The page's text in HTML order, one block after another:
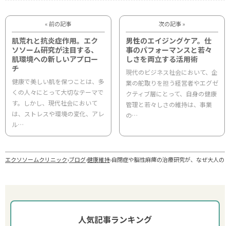
« 前の記事
肌荒れと抗炎症作用。エク
ソソーム研究が注目する、
肌環境への新しいアプロー
チ
健康で美しい肌を保つことは、多
くの人々にとって大切なテーマで
す。しかし、現代社会において
は、ストレスや環境の変化、アレ
ル…
次の記事 »
男性のエイジングケア。仕
事のパフォーマンスと若々
しさを両立する活用術
現代のビジネス社会において、企
業の舵取りを担う経営者やエグゼ
クティブ層にとって、自身の健康
管理と若々しさの維持は、事業
の…
エクソソームクリニック›ブログ›健康維持›自閉症や脳性麻痺の治療研究が、なぜ大人の
人気記事ランキング